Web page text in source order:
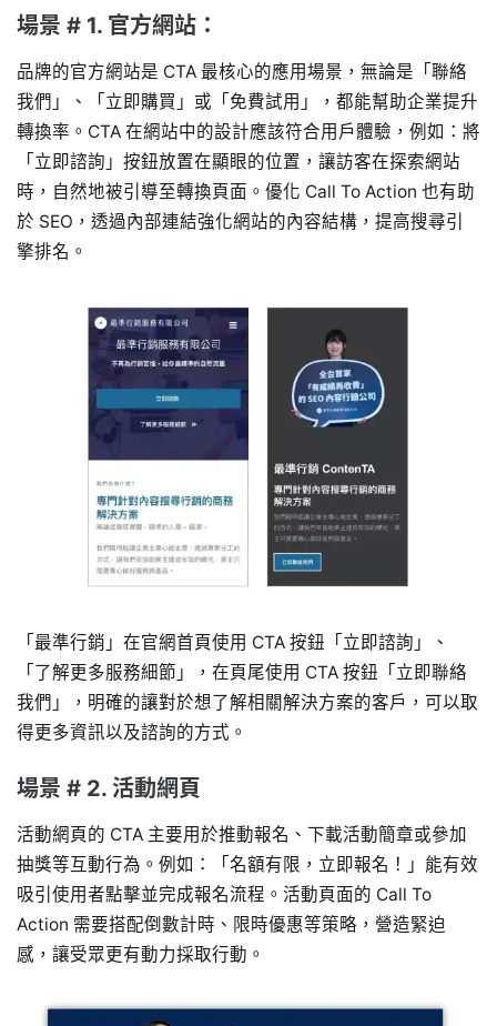
場景 # 1. 官方網站：
品牌的官方網站是 CTA 最核心的應用場景，無論是「聯絡
我們」、「立即購買」或「免費試用」，都能幫助企業提升
轉換率。CTA 在網站中的設計應該符合用戶體驗，例如：將
「立即諮詢」按鈕放置在顯眼的位置，讓訪客在探索網站
時，自然地被引導至轉換頁面。優化 Call To Action 也有助
於 SEO，透過內部連結強化網站的內容結構，提高搜尋引
擎排名。
「最準行銷」在官網首頁使用 CTA 按鈕「立即諮詢」、
「了解更多服務細節」，在頁尾使用 CTA 按鈕「立即聯絡
我們」，明確的讓對於想了解相關解決方案的客戶，可以取
得更多資訊以及諮詢的方式。
場景 # 2. 活動網頁
活動網頁的 CTA 主要用於推動報名、下載活動簡章或參加
抽獎等互動行為。例如：「名額有限，立即報名！」能有效
吸引使用者點擊並完成報名流程。活動頁面的 Call To
Action 需要搭配倒數計時、限時優惠等策略，營造緊迫
感，讓受眾更有動力採取行動。